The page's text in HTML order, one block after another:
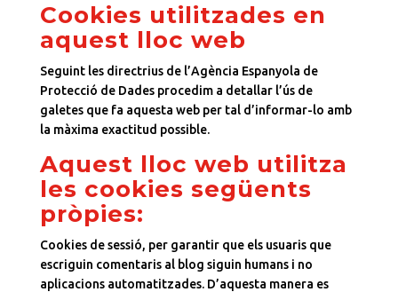
Cookies utilitzades en
aquest lloc web
Seguint les directrius de l’Agència Espanyola de
Protecció de Dades procedim a detallar l’ús de
galetes que fa aquesta web per tal d’informar-lo amb
la màxima exactitud possible.
Aquest lloc web utilitza
les cookies següents
pròpies:
Cookies de sessió, per garantir que els usuaris que
escriguin comentaris al blog siguin humans i no
aplicacions automatitzades. D’aquesta manera es